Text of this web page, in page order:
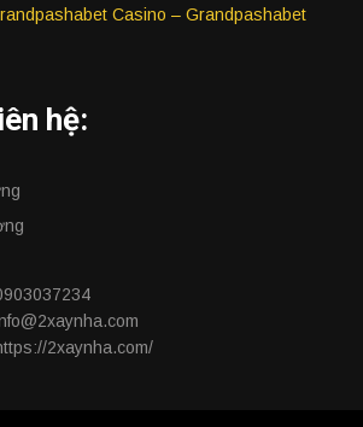
Casino – Grandpashabet
hệ:
2xaynha.com/